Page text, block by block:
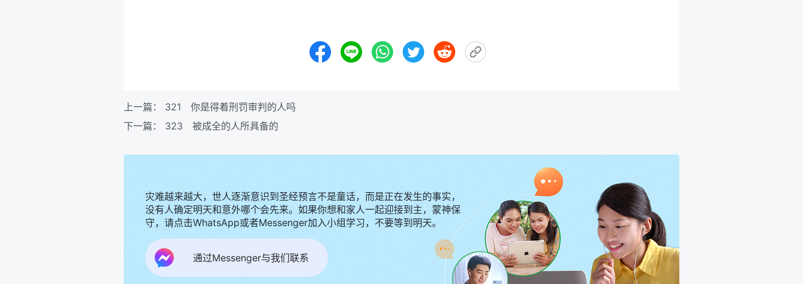
上一篇： 321 你是得着刑罚审判的人吗
下一篇： 323 被成全的人所具备的
灾难越来越大，世人逐渐意识到圣经预言不是童话，而是正在发生的事实，
没有人确定明天和意外哪个会先来。如果你想和家人一起迎接到主，蒙神保
守，请点击WhatsApp或者Messenger加入小组学习，不要等到明天。
通过Messenger与我们联系